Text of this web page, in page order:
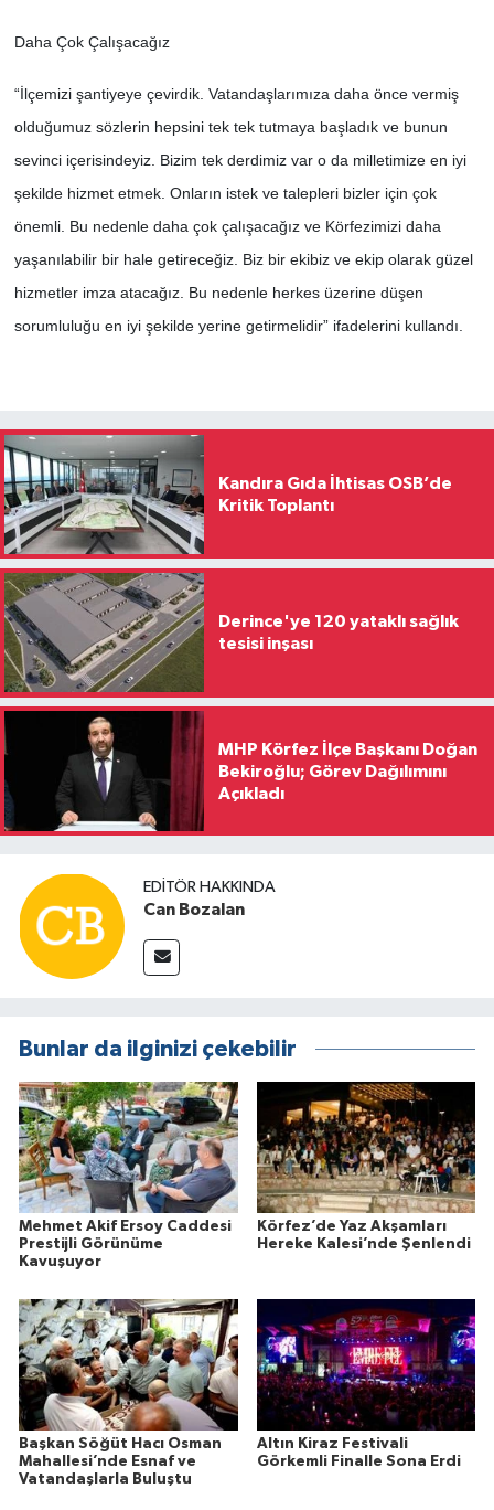
Daha Çok Çalışacağız
“İlçemizi şantiyeye çevirdik. Vatandaşlarımıza daha önce vermiş
olduğumuz sözlerin hepsini tek tek tutmaya başladık ve bunun
sevinci içerisindeyiz. Bizim tek derdimiz var o da milletimize en iyi
şekilde hizmet etmek. Onların istek ve talepleri bizler için çok
önemli. Bu nedenle daha çok çalışacağız ve Körfezimizi daha
yaşanılabilir bir hale getireceğiz. Biz bir ekibiz ve ekip olarak güzel
hizmetler imza atacağız. Bu nedenle herkes üzerine düşen
sorumluluğu en iyi şekilde yerine getirmelidir” ifadelerini kullandı.
Kandıra Gıda İhtisas OSB’de
Kritik Toplantı
Derince'ye 120 yataklı sağlık
tesisi inşası
MHP Körfez İlçe Başkanı Doğan
Bekiroğlu; Görev Dağılımını
Açıkladı
EDITÖR HAKKINDA
Can Bozalan
Bunlar da ilginizi çekebilir
Mehmet Akif Ersoy Caddesi
Prestijli Görünüme
Kavuşuyor
Körfez’de Yaz Akşamları
Hereke Kalesi’nde Şenlendi
Başkan Söğüt Hacı Osman
Mahallesi’nde Esnaf ve
Vatandaşlarla Buluştu
Altın Kiraz Festivali
Görkemli Finalle Sona Erdi